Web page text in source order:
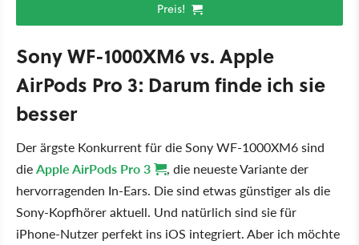
Preis!
Sony WF-1000XM6 vs. Apple
AirPods Pro 3: Darum finde ich sie
besser
Der ärgste Konkurrent für die Sony WF-1000XM6 sind
dieApple AirPods Pro 3
, die neueste Variante der
hervorragenden In-Ears. Die sind etwas günstiger als die
Sony-Kopfhörer aktuell. Und natürlich sind sie für
iPhone-Nutzer perfekt ins iOS integriert. Aber ich möchte